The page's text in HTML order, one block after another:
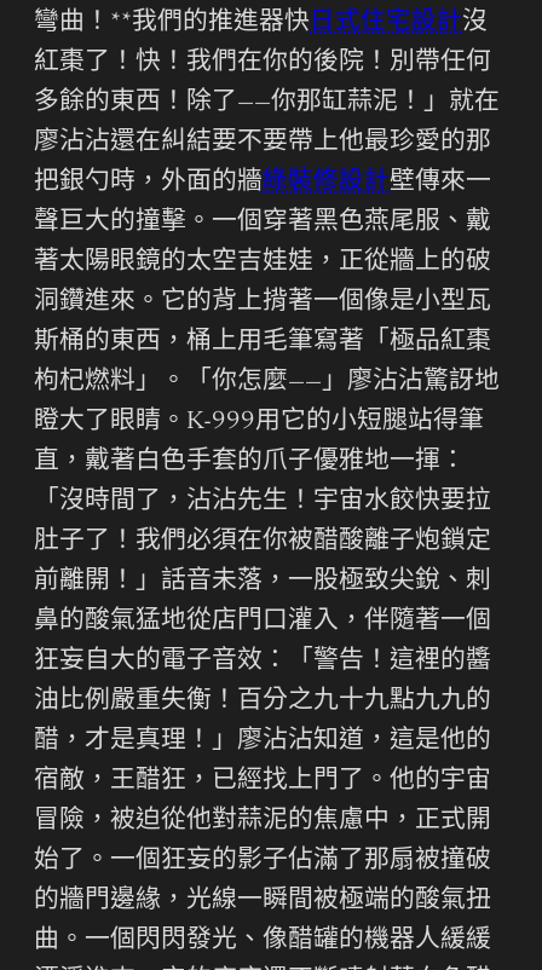
彎曲！**我們的推進器快 日式住宅設計沒
紅棗了！快！我們在你的後院！別帶任何
多餘的東西！除了——你那缸蒜泥！」就在
廖沾沾還在糾結要不要帶上他最珍愛的那
把銀勺時，外面的牆綠裝修設計壁傳來一
聲巨大的撞擊。一個穿著黑色燕尾服、戴
著太陽眼鏡的太空吉娃娃，正從牆上的破
洞鑽進來。它的背上揹著一個像是小型瓦
斯桶的東西，桶上用毛筆寫著「極品紅棗
枸杞燃料」。「你怎麼——」廖沾沾驚訝地
瞪大了眼睛。K-999用它的小短腿站得筆
直，戴著白色手套的爪子優雅地一揮：
「沒時間了，沾沾先生！宇宙水餃快要拉
肚子了！我們必須在你被醋酸離子炮鎖定
前離開！」話音未落，一股極致尖銳、刺
鼻的酸氣猛地從店門口灌入，伴隨著一個
狂妄自大的電子音效：「警告！這裡的醬
油比例嚴重失衡！百分之九十九點九九的
醋，才是真理！」廖沾沾知道，這是他的
宿敵，王醋狂，已經找上門了。他的宇宙
冒險，被迫從他對蒜泥的焦慮中，正式開
始了。一個狂妄的影子佔滿了那扇被撞破
的牆門邊緣，光線一瞬間被極端的酸氣扭
曲。一個閃閃發光、像醋罐的機器人緩緩